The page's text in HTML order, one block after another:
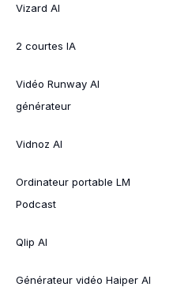
Vizard AI
2 courtes IA
Vidéo Runway AI
générateur
Vidnoz AI
Ordinateur portable LM
Podcast
Qlip AI
Générateur vidéo Haiper AI